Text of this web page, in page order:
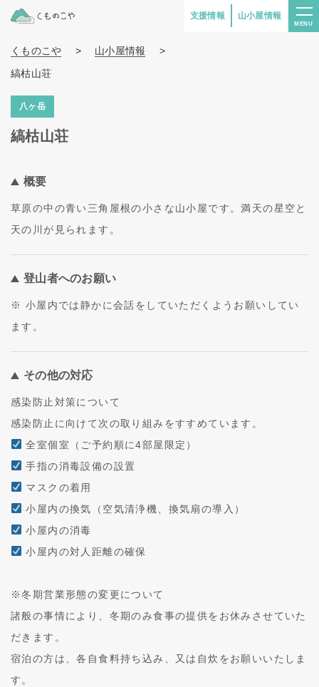
支援情報 山小屋情報
MENU
くものこや > 山小屋情報
>
縞枯山荘
八ヶ岳
縞枯山荘
概要
草原の中の青い三角屋根の小さな山小屋です。満天の星空と
天の川が見られます。
登山者へのお願い
※ 小屋内では静かに会話をしていただくようお願いしてい
ます。
その他の対応
感染防止対策について
感染防止に向けて次の取り組みをすすめています。
全室個室（ご予約順に4部屋限定）
手指の消毒設備の設置
マスクの着用
小屋内の換気（空気清浄機、換気扇の導入）
小屋内の消毒
小屋内の対人距離の確保
※冬期営業形態の変更について
諸般の事情により、冬期のみ食事の提供をお休みさせていた
だきます。
宿泊の方は、各自食料持ち込み、又は自炊をお願いいたしま
す。